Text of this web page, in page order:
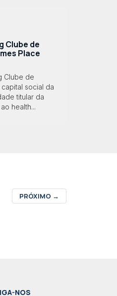
Clube de
Place
Clube de
social da
titular da
health...
PRÓXIMO →
NOS